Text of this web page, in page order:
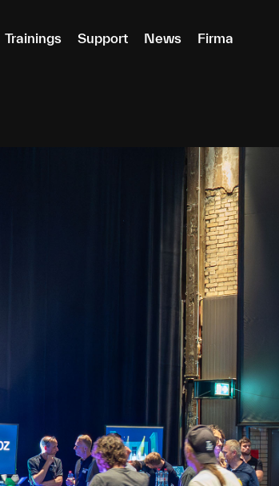
Trainings Support News Firma